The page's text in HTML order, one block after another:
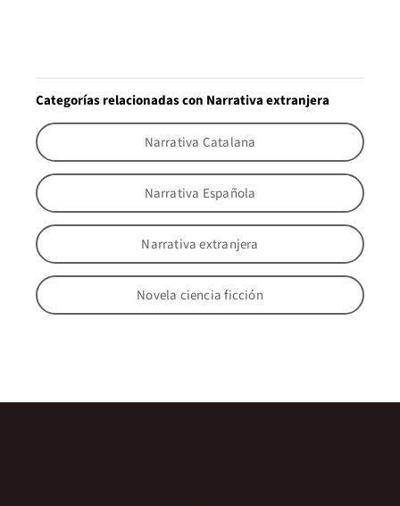
Categorías relacionadas con Narrativa extranjera
Narrativa Catalana
Narrativa Española
Narrativa extranjera
Novela ciencia ficción